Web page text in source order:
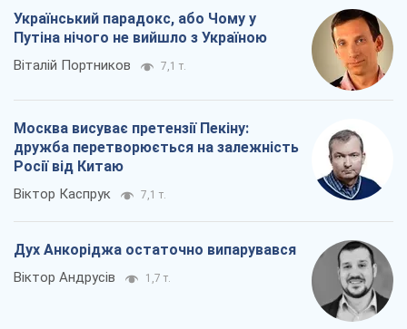
Український парадокс, або Чому у
Путіна нічого не вийшло з Україною
Віталій Портников 7,1 т.
Москва висуває претензії Пекіну:
дружба перетворюється на залежність
Росії від Китаю
Віктор Каспрук 7,1 т.
Дух Анкоріджа остаточно випарувався
Віктор Андрусів 1,7 т.